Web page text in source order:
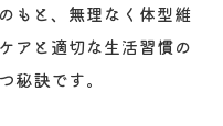
もと、無理なく体型維
アと適切な生活習慣の
秘訣です。